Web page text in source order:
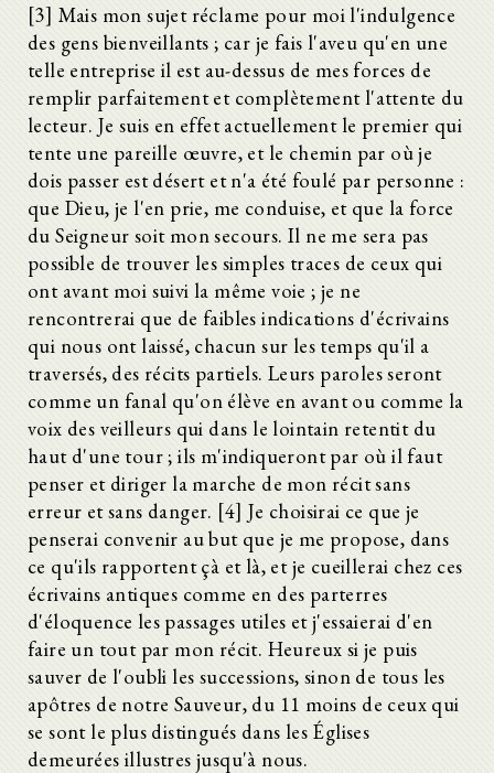
[3] Mais mon sujet réclame pour moi l'indulgence
des gens bienveillants ; car je fais l'aveu qu'en une
telle entreprise il est au-dessus de mes forces de
remplir parfaitement et complètement l'attente du
lecteur. Je suis en effet actuellement le premier qui
tente une pareille œuvre, et le chemin par où je
dois passer est désert et n'a été foulé par personne :
que Dieu, je l'en prie, me conduise, et que la force
du Seigneur soit mon secours. Il ne me sera pas
possible de trouver les simples traces de ceux qui
ont avant moi suivi la même voie ; je ne
rencontrerai que de faibles indications d'écrivains
qui nous ont laissé, chacun sur les temps qu'il a
traversés, des récits partiels. Leurs paroles seront
comme un fanal qu'on élève en avant ou comme la
voix des veilleurs qui dans le lointain retentit du
haut d'une tour ; ils m'indiqueront par où il faut
penser et diriger la marche de mon récit sans
erreur et sans danger. [4] Je choisirai ce que je
penserai convenir au but que je me propose, dans
ce qu'ils rapportent çà et là, et je cueillerai chez ces
écrivains antiques comme en des parterres
d'éloquence les passages utiles et j'essaierai d'en
faire un tout par mon récit. Heureux si je puis
sauver de l'oubli les successions, sinon de tous les
apôtres de notre Sauveur, du 11 moins de ceux qui
se sont le plus distingués dans les Églises
demeurées illustres jusqu'à nous.